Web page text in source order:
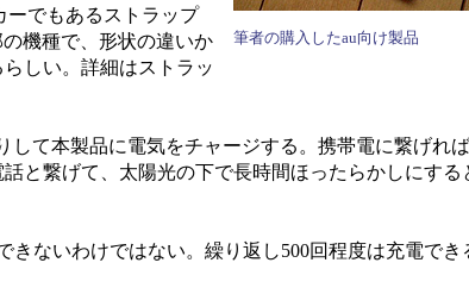
筆者の購入したau向け製品
ーでもあるストラップ
機種で、形状の違いか
しい。詳細はストラッ
て本製品に電気をチャージする。携帯電に繋げれば
と繋げて、太陽光の下で長時間ほったらかしにする
ないわけではない。繰り返し500回程度は充電でき